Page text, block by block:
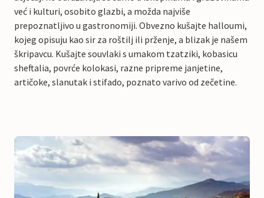
već i kulturi, osobito glazbi, a možda najviše
prepoznatljivo u gastronomiji. Obvezno kušajte halloumi,
kojeg opisuju kao sir za roštilj ili prženje, a blizak je našem
škripavcu. Kušajte souvlaki s umakom tzatziki, kobasicu
sheftalia, povrće kolokasi, razne pripreme janjetine,
artičoke, slanutak i stifado, poznato varivo od zečetine.